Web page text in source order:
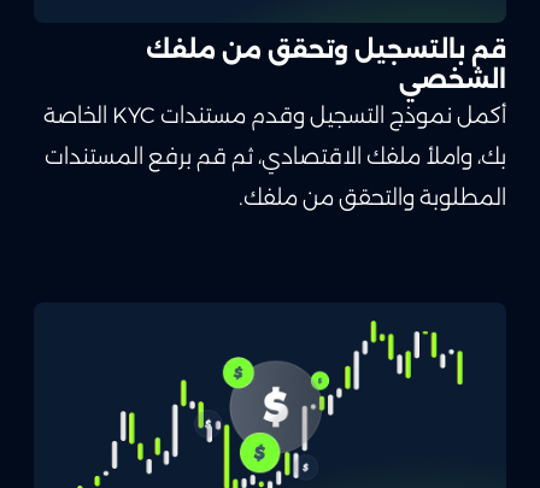
قم بالتسجيل وتحقق من ملفك
الشخصي
أكمل نموذج التسجيل وقدم مستندات KYC الخاصة
بك، واملأ ملفك الاقتصادي، ثم قم برفع المستندات
المطلوبة والتحقق من ملفك.